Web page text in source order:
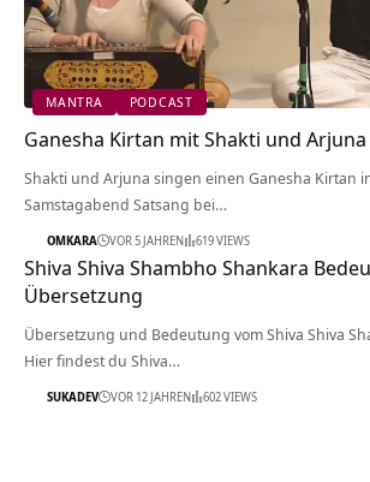
MANTRA PODCAST
Ganesha Kirtan mit Shakti und Arjuna
Shakti und Arjuna singen einen Ganesha Kirtan
Samstagabend Satsang bei…
OMKARA VOR 5 JAHREN 619 VIEWS
Shiva Shiva Shambho Shankara
Übersetzung
Übersetzung und Bedeutung vom Shiva Shiva
Hier findest du Shiva…
SUKADEV VOR 12 JAHREN 602 VIEWS